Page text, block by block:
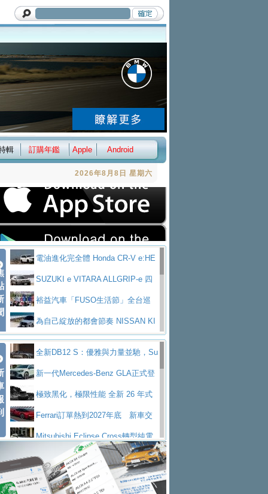
輯 訂購年鑑 Apple Android
2026年8月8日 星期六
電油進化完全體 Honda CR-V e:HE
V PrestigeSUZUKI e VITARA ALLGRIP-e 四
驅精神的純電新詮釋
裕益汽車「FUSO生活節」全台巡
迴 結合生活體驗、交通安全與購車優惠
為自己綻放的都會節奏 NISSAN KI
CKS SAKURA為品味獨具層峰買家打造的頂級座
駕，MAZDA CX-90 33T AWD Premium Ca
ptain Seat
EV
技的座駕! Ford Territory中型油電休旅
SO Super Great今日在台登場，結合先進安
ntis四品牌經銷權，全新多品牌旗艦展示中
心開幕啟用
屏東特搜大隊再添新利器 SITRAK
救助器材車買氣不衰、SUZUKI經銷商勇於開啟
全新大店，新北都鈴木占地500坪土城旗艦
2025第七屆ISUZU運轉職人挑戰賽
全新DB12 S：優雅與力量並馳，Su
per Tourer的顛峰之作
新一代Mercedes-Benz GLA正式登
場 續航最高657公里、支援320kW快充
極致黑化，極限性能 全新 26 年式
DEFENDER OCTA BLACK 限量登台
Ferrari訂單熱到2027年底 新車交
付至少得等一年以上
Mitsubishi Eclipse Cross轉型純電
休旅 87kWh電池續航超過600公里
全新BMW 318i Touring豪華旅行車
全台限量200台 進化現型
不等零關稅的紅利，Jeep品牌今日